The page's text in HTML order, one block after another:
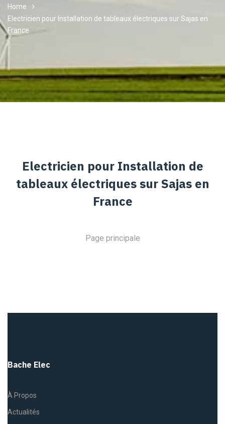
Home
Electricien pour Installation de tableaux électriques sur Sajas en
France
Electricien pour Installation de
tableaux électriques sur Sajas en
France
Page principale
Bache Elec
À Propos
Actualités